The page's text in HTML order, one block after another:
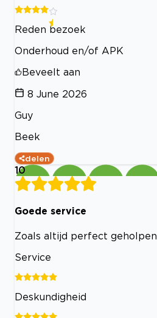
Reden bezoek
Onderhoud en/of APK
Beveelt aan
8 June 2026
Guy
Beek
delen
10
Goede service
Zoals altijd perfect geholpen
Service
Deskundigheid